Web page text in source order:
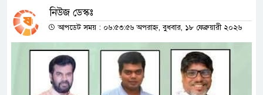
নিউজ ডেস্কঃ
আপডেট সময় : ০৬:৫৩:৫৬ অপরাহ্ন, বুধবার, ১৮ ফেব্রুয়ারী ২০২৬